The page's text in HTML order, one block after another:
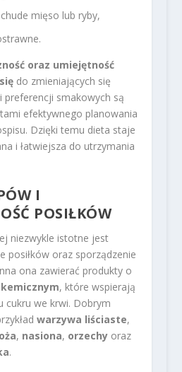
mięso lub ryby,
oraz umiejętność
do zmieniających się
preferencji smakowych są
efektywnego planowania
Dzięki temu dieta staje
i łatwiejsza do utrzymania
I
POSIŁKÓW
niezwykle istotne jest
posiłków oraz sporządzenie
ona zawierać produkty o
, które wspierają
cukru we krwi. Dobrym
warzywa liściaste,
, nasiona, orzechyoraz
.